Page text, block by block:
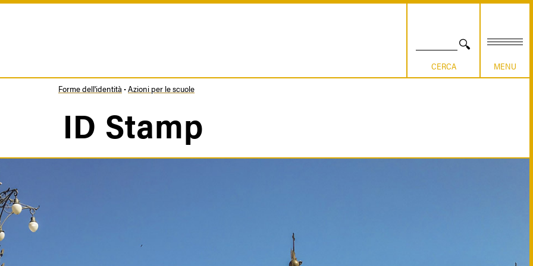
Briciole
di
Forme dell'identità Azioni per le scuole
ID Stamp